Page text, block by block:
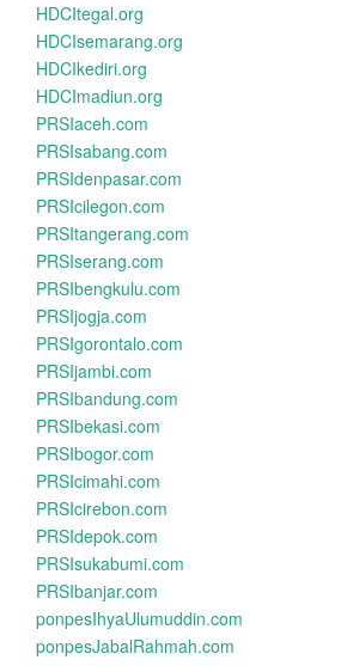
HDCItegal.org
HDCIsemarang.org
HDCIkediri.org
HDCImadiun.org
PRSIaceh.com
PRSIsabang.com
PRSIdenpasar.com
PRSIcilegon.com
PRSItangerang.com
PRSIserang.com
PRSIbengkulu.com
PRSIjogja.com
PRSIgorontalo.com
PRSIjambi.com
PRSIbandung.com
PRSIbekasi.com
PRSIbogor.com
PRSIcimahi.com
PRSIcirebon.com
PRSIdepok.com
PRSIsukabumi.com
PRSIbanjar.com
ponpesIhyaUlumuddin.com
ponpesJabalRahmah.com